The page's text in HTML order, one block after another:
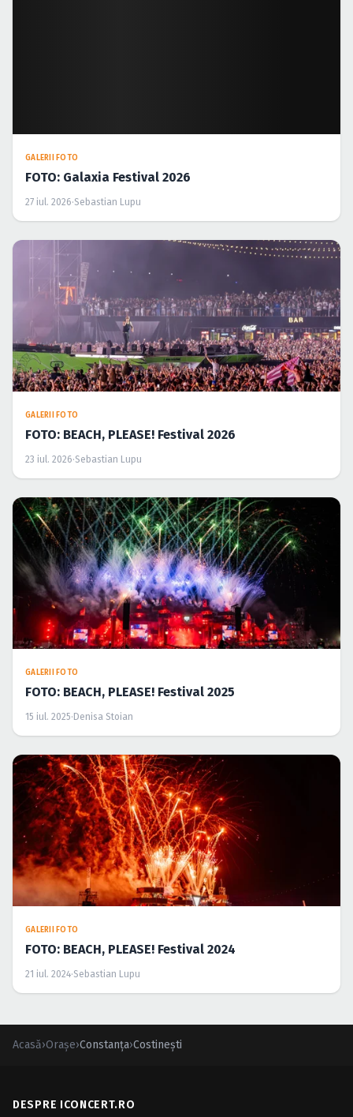
GALERII FOTO
FOTO: Galaxia Festival 2026
27 iul. 2026·Sebastian Lupu
GALERII FOTO
FOTO: BEACH, PLEASE! Festival 2026
23 iul. 2026·Sebastian Lupu
GALERII FOTO
FOTO: BEACH, PLEASE! Festival 2025
15 iul. 2025· Denisa Stoian
GALERII FOTO
FOTO: BEACH, PLEASE! Festival 2024
21 iul. 2024·Sebastian Lupu
Acasă›Orașe›Constanța›Costineşti
DESPRE ICONCERT.RO